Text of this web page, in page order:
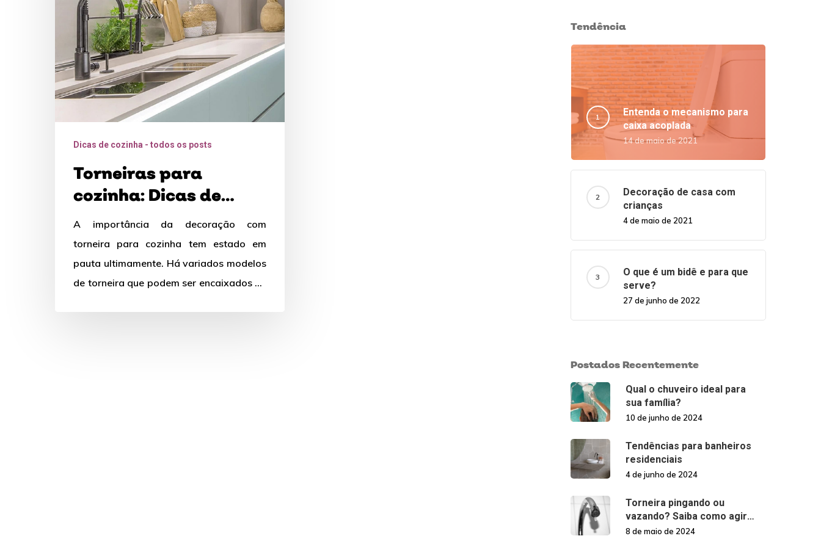
decoração
para
deixar
a
incrívelDicas de cozinha - todos os posts
Torneiras para
cozinha: Dicas de
decoração para
deixar a sua cozinha
incrível
A importância da decoração com
torneira para cozinha tem estado em
pauta ultimamente. Há variados modelos
de torneira que podem ser encaixados no
Tendência
Entenda o mecanismo para
caixa acoplada
14 de maio de 2021
Decoração de casa com
crianças
4 de maio de 2021
O que é um bidê e para que
serve?
27 de junho de 2022
Postados Recentemente
Qual o chuveiro ideal para
sua família?
10 de junho de 2024
Tendências para banheiros
residenciais
4 de junho de 2024
Torneira pingando ou
vazando? Saiba como agir
nessas situações!
8 de maio de 2024